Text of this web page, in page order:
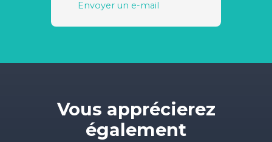
Envoyer un e-mail
Vous apprécierez
également